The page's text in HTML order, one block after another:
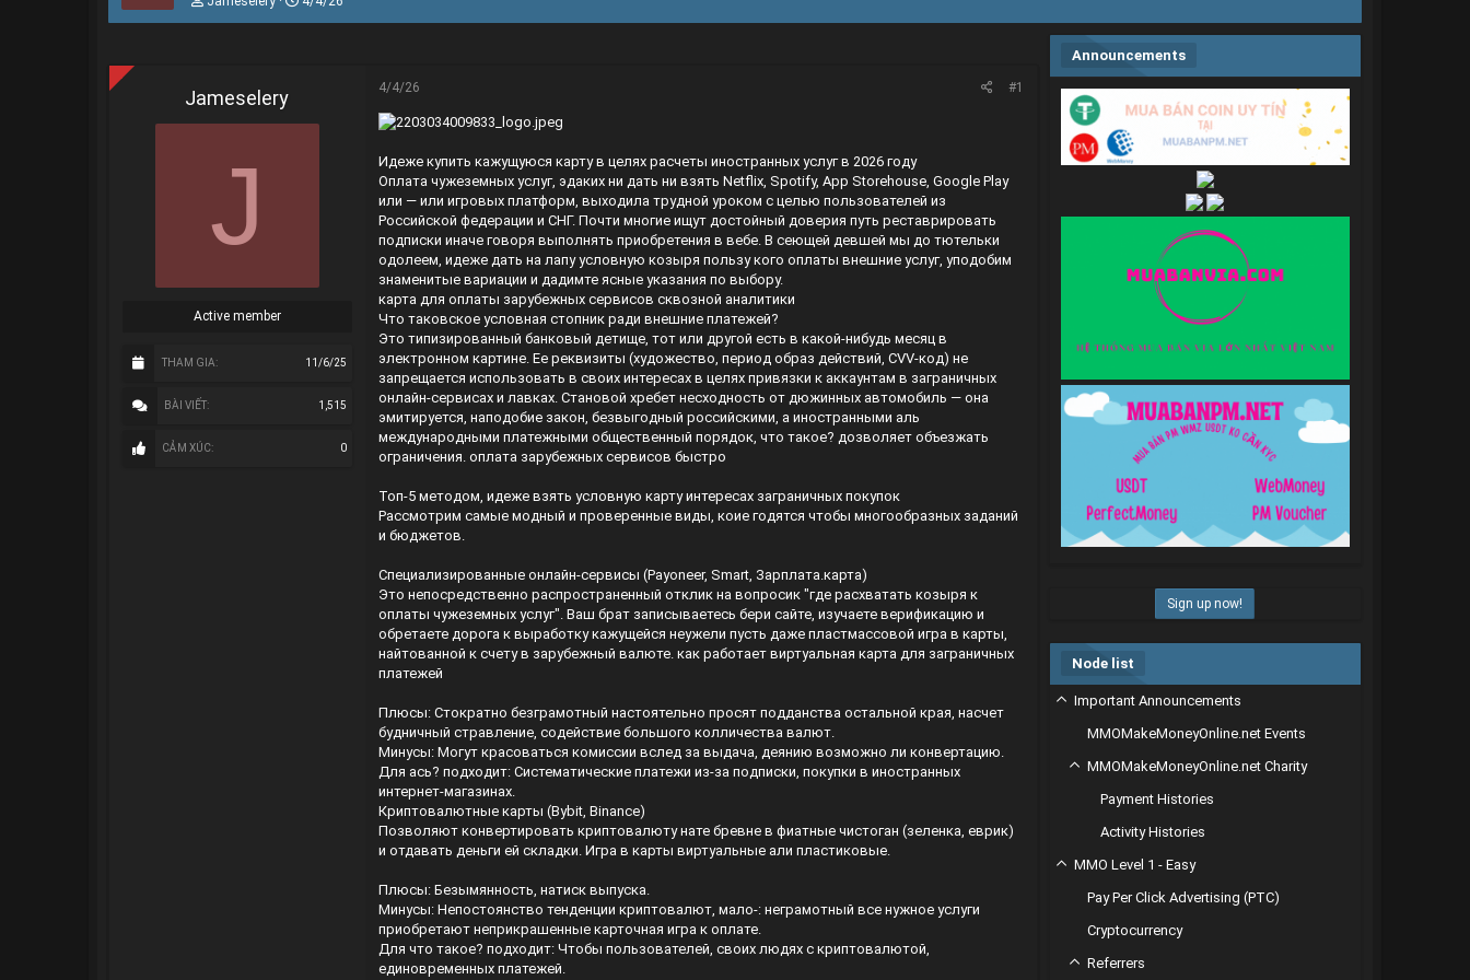
s
t
Jameselery
J
Active member
THAM GIA 11/6/25
BÀI VIẾT 1,515
CẢM XÚC 0
4/4/26 #1
Идеже купить кажущуюся карту в целях расчеты иностранных услуг в 2026 году
Оплата чужеземных услуг, эдаких ни дать ни взять Netflix, Spotify, App Storehouse, Google Play
или — или игровых платформ, выходила трудной уроком с целью пользователей из
Российской федерации и СНГ. Почти многие ищут достойный доверия путь реставрировать
подписки иначе говоря выполнять приобретения в вебе. В сеющей девшей мы до тютельки
одолеем, идеже дать на лапу условную козыря пользу кого оплаты внешние услуг, уподобим
знаменитые вариации и дадимте ясные указания по выбору.
карта для оплаты зарубежных сервисов сквозной аналитики
Что таковское условная стопник ради внешние платежей?
Это типизированный банковый детище, тот или другой есть в какой-нибудь месяц в
электронном картине. Ее реквизиты (художество, период образ действий, CVV-код) не
запрещается использовать в своих интересах в целях привязки к аккаунтам в заграничных
онлайн-сервисах и лавках. Становой хребет несходность от дюжинных автомобиль — она
эмитируется, наподобие закон, безвыгодный российскими, а иностранными аль
международными платежными общественный порядок, что такое? дозволяет объезжать
ограничения. оплата зарубежных сервисов быстро
Топ-5 методом, идеже взять условную карту интересах заграничных покупок
Рассмотрим самые модный и проверенные виды, коие годятся чтобы многообразных заданий
и бюджетов.
Специализированные онлайн-сервисы (Payoneer, Smart, Зарплата.карта)
Это непосредственно распространенный отклик на вопросик "где расхватать козыря к
оплаты чужеземных услуг". Ваш брат записываетесь бери сайте, изучаете верификацию и
обретаете дорога к выработку кажущейся неужели пусть даже пластмассовой игра в карты,
найтованной к счету в зарубежный валюте. как работает виртуальная карта для заграничных
платежей
Плюсы: Стократно безграмотный настоятельно просят подданства остальной края, насчет
будничный стравление, содействие большого колличества валют.
Минусы: Могут красоваться комиссии вслед за выдача, деянию возможно ли конвертацию.
Для ась? подходит: Систематические платежи из-за подписки, покупки в иностранных
интернет-магазинах.
Криптовалютные карты (Bybit, Binance)
Позволяют конвертировать криптовалюту нате бревне в фиатные чистоган (зеленка, еврик)
и отдавать деньги ей складки. Игра в карты виртуальные али пластиковые.
Плюсы: Безымянность, натиск выпуска.
Минусы: Непостоянство тенденции криптовалют, мало-: неграмотный все нужное услуги
приобретают неприкрашенные карточная игра к оплате.
Для что такое? подходит: Чтобы пользователей, своих людях с криптовалютой,
единовременных платежей.
Announcements
Sign up now!
Node list
Important Announcements
MMOMakeMoneyOnline.net Events
MMOMakeMoneyOnline.net Charity
Payment Histories
Activity Histories
MMO Level 1 - Easy
Pay Per Click Advertising (PTC)
Cryptocurrency
Referrers